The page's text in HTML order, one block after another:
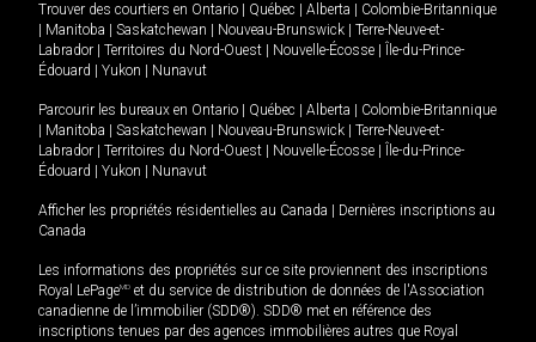
Trouver des courtiers en Ontario Québec Alberta
Colombie-Britannique
Manitoba Saskatchewan Nouveau-Brunswick
Terre-Neuve-et-
Labrador
Territoires du Nord-Ouest Nouvelle-Écosse
Île-du-Prince-
Édouard
Yukon Nunavut
Parcourir les bureaux en Ontario Québec Alberta
Colombie-Britannique
Manitoba Saskatchewan Nouveau-Brunswick
Terre-Neuve-et-
Labrador
Territoires du Nord-Ouest Nouvelle-Écosse
Île-du-Prince-
Édouard
Yukon Nunavut
Afficher les propriétés résidentielles au Canada
Dernières inscriptions au
Canada
Les informations des propriétés sur ce site proviennent des inscriptions
Royal LePageMD et du service de distribution de données de l'Association
canadienne de l’immobilier (SDD®). SDD® met en référence des
inscriptions tenues par des agences immobilières autres que Royal